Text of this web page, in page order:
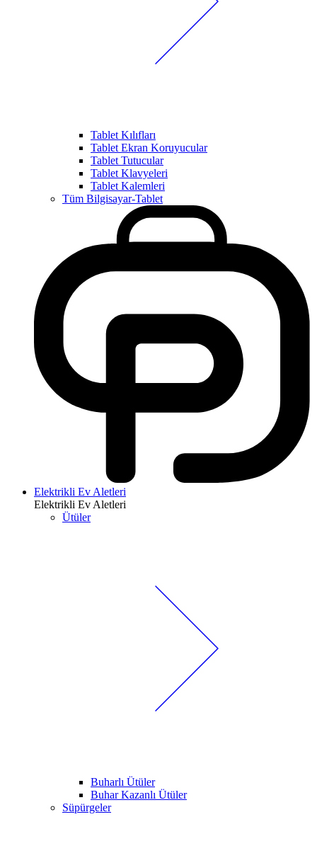
Tablet Kılıfları
Tablet Ekran Koruyucular
Tablet Tutucular
Tablet Klavyeleri
Tablet Kalemleri
Tüm Bilgisayar-Tablet
Elektrikli Ev Aletleri
Elektrikli Ev Aletleri
Ütüler
Buharlı Ütüler
Buhar Kazanlı Ütüler
Süpürgeler